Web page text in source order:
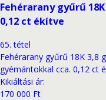
Fehérarany gyűrű
0,12 ct ékítve
65. tétel
Fehérarany gyűrű 18K 3,8
gyémántokkal cca. 0,12 ct
Kikiáltási ár:
170 000 Ft